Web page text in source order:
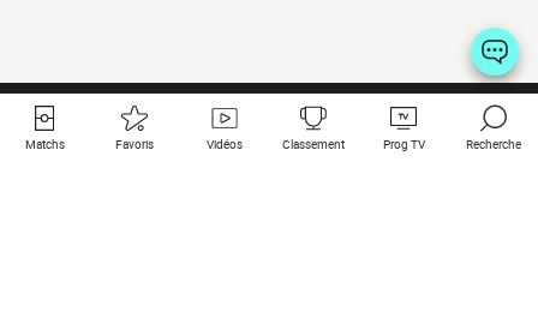
Matchs Favoris Vidéos Classement Prog TV Recherche